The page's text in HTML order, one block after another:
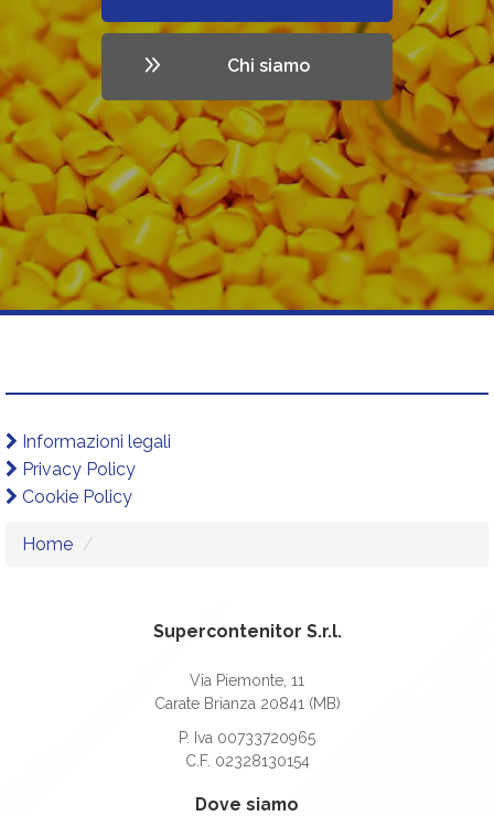
Chi siamo
Informazioni legali
Privacy Policy
Cookie Policy
Home
Supercontenitor S.r.l.
Via Piemonte, 11
Carate Brianza 20841 (MB)
P. Iva 00733720965
C.F. 02328130154
Dove siamo